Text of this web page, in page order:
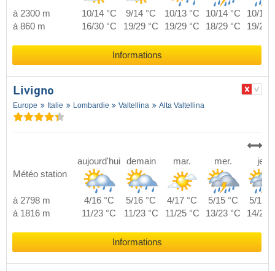
à 2300 m 10/14 °C 9/14 °C 10/13 °C 10/14 °C
10/14
à 860 m
16/30 °C 19/29 °C 19/29 °C 18/29 °C 19/29
Informations
Livigno
Europe Italie Lombardie Valtellina Alta Valtellina
Météo station
aujourd'hui demain mar. mer. jeu.
à 2798 m 4/16 °C 5/16 °C 4/17 °C 5/15 °C
5/15
à 1816 m
11/23 °C 11/23 °C 11/25 °C 13/23 °C 14/23
Informations